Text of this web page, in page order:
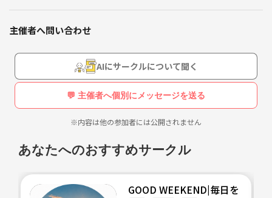
主催者へ問い合わせ
AIにサークルについて聞く
💬 主催者へ個別にメッセージを送る
※内容は他の参加者には公開されません
あなたへのおすすめサークル
GOOD WEEKEND|毎日を、週末